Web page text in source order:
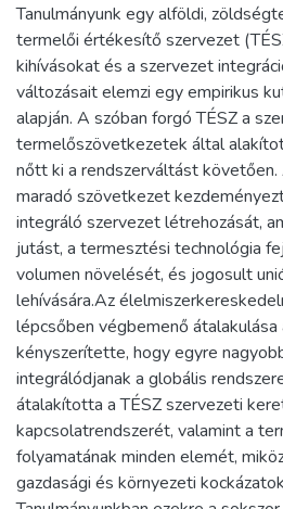
Tanulmányunk egy alföldi,
termelői értékesítő szervezet
kihívásokat és a szervezet
változásait elemzi egy empirikus
alapján. A szóban forgó TÉSZ a
termelőszövetkezetek által
nőtt ki a rendszerváltást
maradó szövetkezet
integráló szervezet létrehozását,
jutást, a termesztési technológia
volumen növelését, és jogosult
lehívására.Az
lépcsőben végbemenő
kényszerítette, hogy egyre
integrálódjanak a globális
átalakította a TÉSZ szervezeti
kapcsolatrendszerét, valamint a
folyamatának minden elemét,
gazdasági és környezeti